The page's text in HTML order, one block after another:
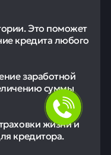
Это поможет
кредита любого
заработной
суммы
жизни и
кредитора.